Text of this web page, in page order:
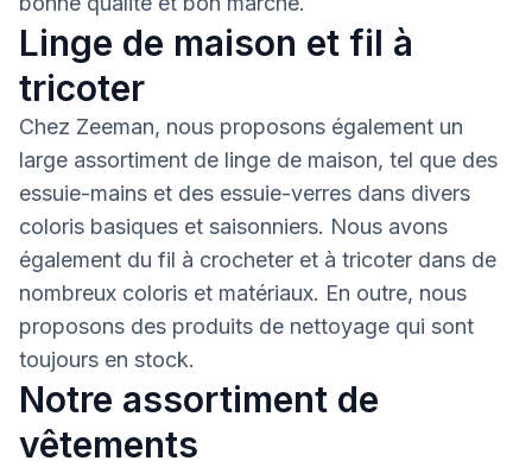
Linge de maison et fil à
tricoter
Chez Zeeman, nous proposons également un
large assortiment de linge de maison, tel que des
essuie-mains et des essuie-verres dans divers
coloris basiques et saisonniers. Nous avons
également du fil à crocheter et à tricoter dans de
nombreux coloris et matériaux. En outre, nous
proposons des produits de nettoyage qui sont
toujours en stock.
Notre assortiment de
vêtements